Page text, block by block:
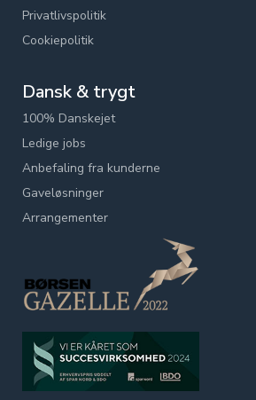
Privatlivspolitik
Cookiepolitik
Dansk & trygt
100% Danskejet
Ledige jobs
Anbefaling fra kunderne
Gaveløsninger
Arrangementer